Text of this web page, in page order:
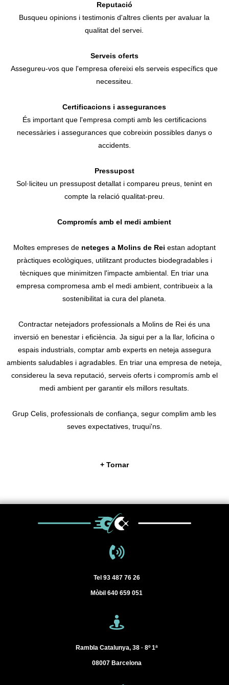
Reputació
Busqueu opinions i testimonis d'altres clients per avaluar la
qualitat del servei.
Serveis oferts
Assegureu-vos que l'empresa ofereixi els serveis específics que
necessiteu.
Certificacions i assegurances
És important que l'empresa compti amb les certificacions
necessàries i assegurances que cobreixin possibles danys o
accidents.
Pressupost
Sol·liciteu un pressupost detallat i compareu preus, tenint en
compte la relació qualitat-preu.
Compromís amb el medi ambient
Moltes empreses de neteges a Molins de Rei estan adoptant
pràctiques ecològiques, utilitzant productes biodegradables i
tècniques que minimitzen l'impacte ambiental. En triar una
empresa compromesa amb el medi ambient, contribueix a la
sostenibilitat ia cura del planeta.
Contractar netejadors professionals a Molins de Rei és una
inversió en benestar i eficiència. Ja sigui per a la llar, loficina o
espais industrials, comptar amb experts en neteja assegura
ambients saludables i agradables. En triar una empresa de neteja,
considereu la seva reputació, serveis oferts i compromís amb el
medi ambient per garantir els millors resultats.
Grup Celis, professionals de confiança, segur complim amb les
seves expectatives, truqui'ns.
+ Tornar
Tel 93 487 76 26
Mòbil 640 659 051
Rambla Catalunya, 38 · 8º 1ª
08007 Barcelona